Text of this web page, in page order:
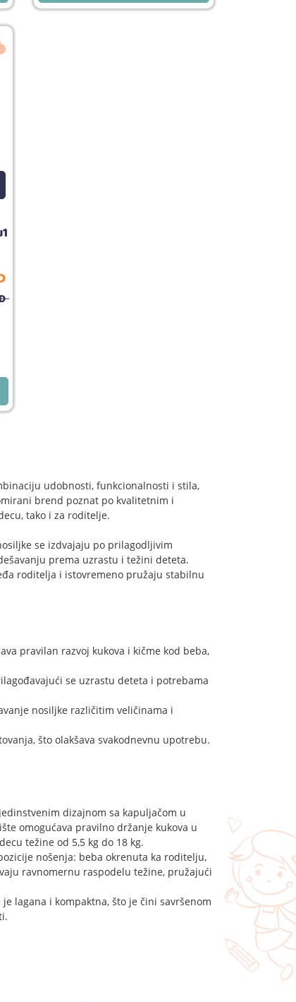
udobnosti, funkcionalnosti i stila,
brend poznat po kvalitetnim i
tako i za roditelje.
se izdvajaju po prilagodljivim
prema uzrastu i težini deteta.
roditelja i istovremeno pružaju stabilnu
pravilan razvoj kukova i kičme kod beba,
se uzrastu deteta i potrebama
nosiljke različitim veličinama i
što olakšava svakodnevnu upotrebu.
dizajnom sa kapuljačom u
omogućava pravilno držanje kukova u
težine od 5,5 kg do 18 kg.
nošenja: beba okrenuta ka roditelju,
ravnomernu raspodelu težine, pružajući
lagana i kompaktna, što je čini savršenom